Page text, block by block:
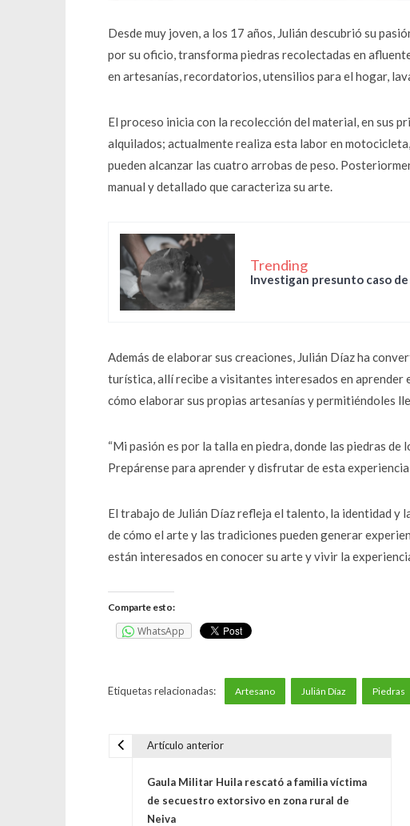
Desde muy joven, a los 17 años, Julián descubrió su
por su oficio, transforma piedras recolectadas en
en artesanías, recordatorios, utensilios para el hogar,
El proceso inicia con la recolección del material, en sus
alquilados; actualmente realiza esta labor en
pueden alcanzar las cuatro arrobas de peso.
manual y detallado que caracteriza su arte.
Trending
Investigan presunto caso de
Además de elaborar sus creaciones, Julián Díaz ha
turística, allí recibe a visitantes interesados en aprender
cómo elaborar sus propias artesanías y permitiéndoles
“Mi pasión es por la talla en piedra, donde las piedras
Prepárense para aprender y disfrutar de esta
El trabajo de Julián Díaz refleja el talento, la identidad y
de cómo el arte y las tradiciones pueden generar
están interesados en conocer su arte y vivir la
Comparte esto:
WhatsApp
Etiquetas relacionadas: Artesano Julián Díaz Piedras
Artículo anterior
Gaula Militar Huila rescató a familia víctima
de secuestro extorsivo en zona rural de
Neiva